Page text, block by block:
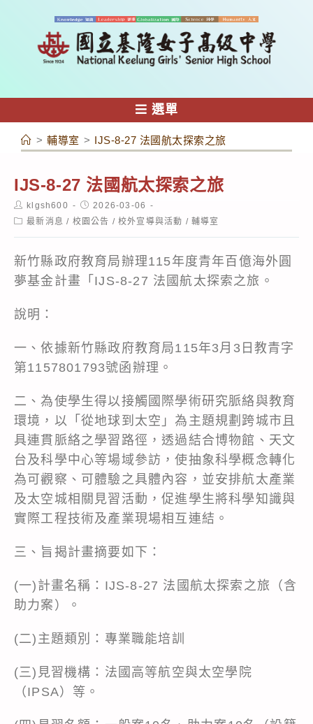
容
選單
> 輔導室 > IJS-8-27 法國航太探索之旅
IJS-8-27 法國航太探索之旅
Post
author:
klgsh600
Post
published:
2026-03-06
Post最新消息 / 校園公告 / 校外宣導與活動 / 輔導室
新竹縣政府教育局辦理115年度青年百億海外圓
夢基金計畫「IJS-8-27 法國航太探索之旅。
說明：
一、依據新竹縣政府教育局115年3月3日教青字
第1157801793號函辦理。
二、為使學生得以接觸國際學術研究脈絡與教育
環境，以「從地球到太空」為主題規劃跨城市且
具連貫脈絡之學習路徑，透過結合博物館、天文
台及科學中心等場域參訪，使抽象科學概念轉化
為可觀察、可體驗之具體內容，並安排航太產業
及太空城相關見習活動，促進學生將科學知識與
實際工程技術及產業現場相互連結。
三、旨揭計畫摘要如下：
(一)計畫名稱：IJS-8-27 法國航太探索之旅（含
助力案）。
(二)主題類別：專業職能培訓
(三)見習機構：法國高等航空與太空學院
（IPSA）等。